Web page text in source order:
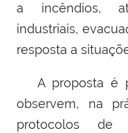
a incêndios,
industriais,
resposta a
A proposta é
observem, na
protocolos de